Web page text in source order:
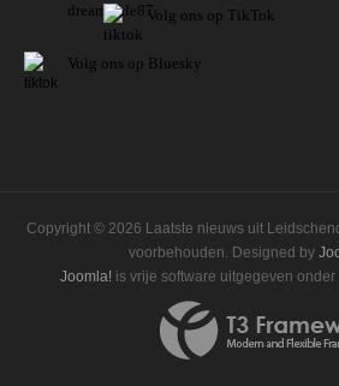
Volg ons op TikTok
Volg ons op Bluesky
Copyright © 2026 Laatste nieuws uit
voorbehouden. Designed by
Joomla! is vrije software uitgegeven onder